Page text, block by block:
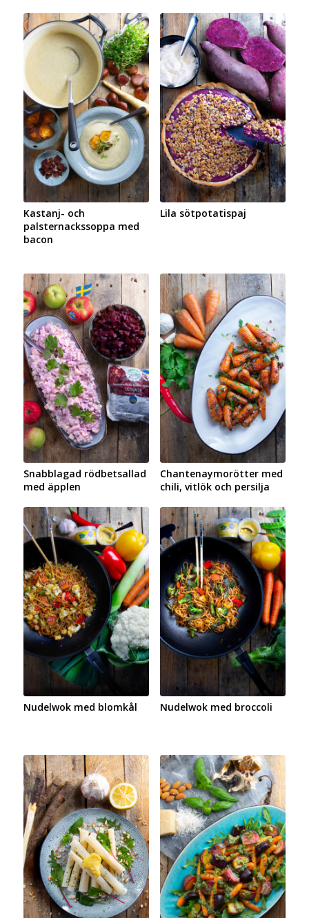
Kastanj- och
palsternackssoppa med
bacon
Lila sötpotatispaj
Snabblagad rödbetsallad
med äpplen
Chantenaymorötter med
chili, vitlök och persilja
Nudelwok med blomkål Nudelwok med broccoli